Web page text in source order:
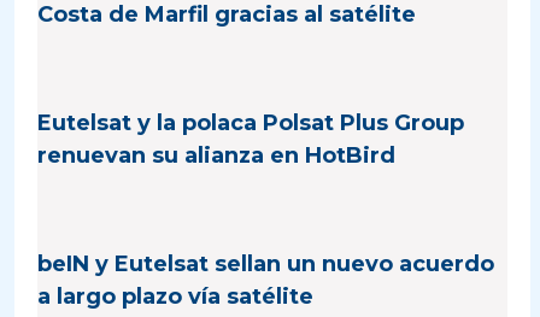
Costa de Marfil gracias al satélite
Eutelsat y la polaca Polsat Plus Group
renuevan su alianza en HotBird
beIN y Eutelsat sellan un nuevo acuerdo
a largo plazo vía satélite